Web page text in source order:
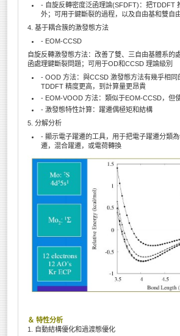
- 自旋反轉密度泛函理論(SFDFT)：把TDDFT
外；可用于鍵斷裂的過程，以及自由基和雙自
4. 基于耦合簇的激發態方法
- EOM-CCSD
自旋反轉激發態方法：改善了雙、三自由基體系的
函處理鍵斷裂問題；可用于OD和CCSD 理論級別
- OOD 方法：與CCSD 激發態方法有幾乎相同
TDDFT 精度更高，到計算量更昂貴
- EOM-VOOD 方法：類似于EOM-CCSD，但
- 激發態特性計算：躍遷偶極矩和結構
5. 分解分析
- 顯示電子躍遷的工具，用于把電子躍遷分類
遷，混合躍遷，或電荷轉換
＆ 特性分析
1. 自動結構優化和過渡態優化